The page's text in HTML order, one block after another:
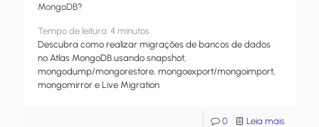
MongoDB?
Tempo de leitura: 4 minutos
Descubra como realizar migrações de bancos de dados
no Atlas MongoDB usando snapshot,
mongodump/mongorestore, mongoexport/mongoimport,
mongomirror e Live Migration
0 Leia mais